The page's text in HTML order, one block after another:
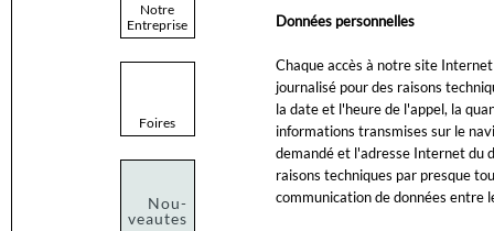
Notre
Entreprise
Foires
Nou-
veautes
Données personnelles
Chaque accès à notre site
journalisé pour des raisons
la date et l'heure de l'appel, la
informations transmises sur le
demandé et l'adresse Internet du
raisons techniques par presque
communication de données